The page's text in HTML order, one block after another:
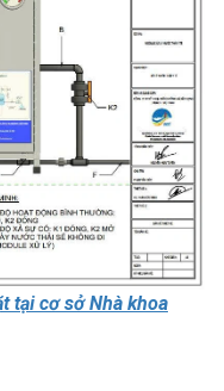
tại cơ sở Nhà khoa